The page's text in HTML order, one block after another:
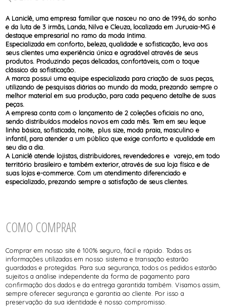
SEM COSTURA
TOP
A Laniclê, uma empresa familiar que nasceu no ano de 1996, do sonho
e da luta de 3 irmãs, Landa, Nilva e Cleuza, localizada em Juruaia-MG é
destaque empresarial no ramo da moda íntima.
Especializada em conforto, beleza, qualidade e sofisticação, leva aos
seus clientes uma experiência única e agradável através de seus
produtos. Produzindo peças delicadas, confortáveis, com o toque
clássico da sofisticação.
A marca possui uma equipe especializada para criação de suas peças,
utilizando de pesquisas diárias ao mundo da moda, prezando sempre o
melhor material em sua produção, para cada pequeno detalhe de suas
peças.
A empresa conta com o lançamento de 2 coleções oficiais no ano,
sendo distribuídos modelos novos em cada mês. Tem em seu leque
linha básica, sofisticada, noite, plus size, moda praia, masculino e
infantil, para atender a um público que exige conforto e qualidade em
seu dia a dia.
A Laniclê atende lojistas, distribuidores, revendedores e varejo, em todo
território brasileiro e também exterior, através de sua loja física e de
suas lojas e-commerce. Com um atendimento diferenciado e
especializado, prezando sempre a satisfação de seus clientes.
COMO COMPRAR
Comprar em nosso site é 100% seguro, fácil e rápido. Todas as
informações utilizadas em nosso sistema e transação estarão
guardadas e protegidas. Para sua segurança, todos os pedidos estarão
sujeitos a análise independente da forma de pagamento para
confirmação dos dados e da entrega garantida também. Visamos assim,
sempre oferecer segurança e garantia ao cliente. Por isso a
preservação da sua identidade é nosso compromisso.